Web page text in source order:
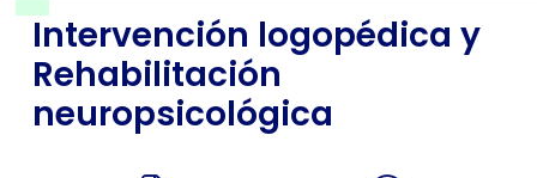
Intervención logopédica y
Rehabilitación
neuropsicológica